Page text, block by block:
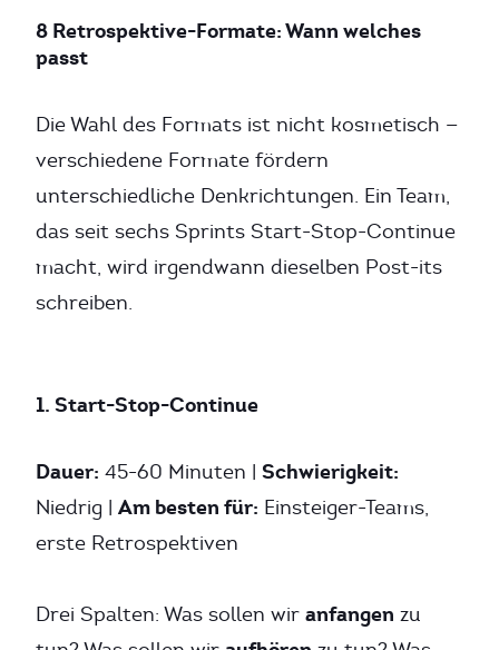
8 Retrospektive-Formate: Wann welches
passt
Die Wahl des Formats ist nicht kosmetisch —
verschiedene Formate fördern
unterschiedliche Denkrichtungen. Ein Team,
das seit sechs Sprints Start-Stop-Continue
macht, wird irgendwann dieselben Post-its
schreiben.
1. Start-Stop-Continue
Dauer: 45-60 Minuten | Schwierigkeit:
Niedrig | Am besten für: Einsteiger-Teams,
erste Retrospektiven
Drei Spalten: Was sollen wir anfangen zu